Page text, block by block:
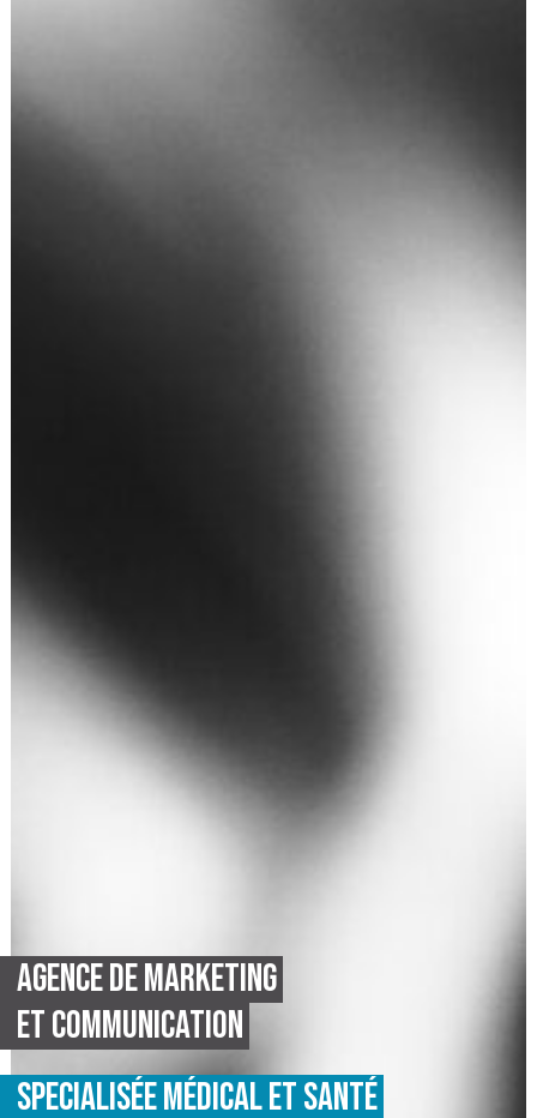
AGENCE DE MARKETING
ET COMMUNICATION
SPECIALISÉE MÉDICAL ET SANTÉ